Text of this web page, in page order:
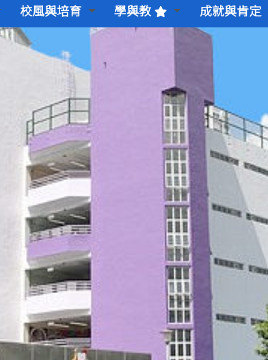
校風與培育 學與教 成就與肯定